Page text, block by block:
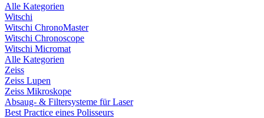
Alle Kategorien
Witschi
Witschi ChronoMaster
Witschi Chronoscope
Witschi Micromat
Alle Kategorien
Zeiss
Zeiss Lupen
Zeiss Mikroskope
Absaug- & Filtersysteme für Laser
Best Practice eines Polisseurs